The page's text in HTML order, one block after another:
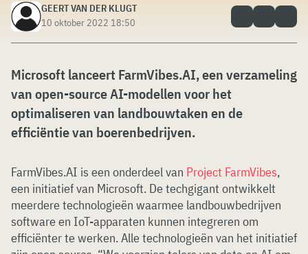
GEERT VAN DER KLUGT
10 oktober 2022 18:50
Microsoft lanceert FarmVibes.AI, een verzameling
van open-source AI-modellen voor het
optimaliseren van landbouwtaken en de
efficiëntie van boerenbedrijven.
FarmVibes.AI is een onderdeel van Project FarmVibes,
een initiatief van Microsoft. De techgigant ontwikkelt
meerdere technologieën waarmee landbouwbedrijven
software en IoT-apparaten kunnen integreren om
efficiënter te werken. Alle technologieën van het initiatief